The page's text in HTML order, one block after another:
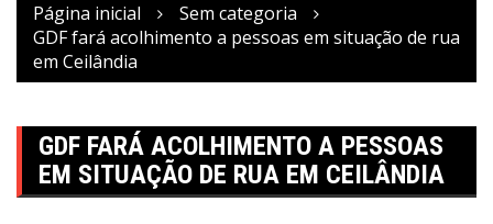
Página inicial
Sem categoria
GDF fará acolhimento a pessoas em situação de rua
em Ceilândia
GDF FARÁ ACOLHIMENTO A PESSOAS
EM SITUAÇÃO DE RUA EM CEILÂNDIA